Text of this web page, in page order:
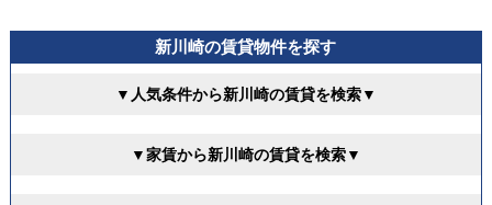
新川崎の賃貸物件を探す
▼人気条件から新川崎の賃貸を検索▼
▼家賃から新川崎の賃貸を検索▼